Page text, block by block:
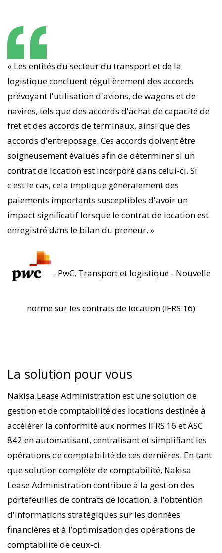
« Les entités du secteur du transport et de la
logistique concluent régulièrement des accords
prévoyant l'utilisation d'avions, de wagons et de
navires, tels que des accords d'achat de capacité de
fret et des accords de terminaux, ainsi que des
accords d'entreposage. Ces accords doivent être
soigneusement évalués afin de déterminer si un
contrat de location est incorporé dans celui-ci. Si
c'est le cas, cela implique généralement des
paiements importants susceptibles d'avoir un
impact significatif lorsque le contrat de location est
enregistré dans le bilan du preneur. »
- PwC, Transport et logistique - Nouvelle
norme sur les contrats de location (IFRS 16)
La solution pour vous
Nakisa Lease Administration est une solution de
gestion et de comptabilité des locations destinée à
accélérer la conformité aux normes IFRS 16 et ASC
842 en automatisant, centralisant et simplifiant les
opérations de comptabilité de ces dernières. En tant
que solution complète de comptabilité, Nakisa
Lease Administration contribue à la gestion des
portefeuilles de contrats de location, à l'obtention
d'informations stratégiques sur les données
financières et à l’optimisation des opérations de
comptabilité de ceux-ci.